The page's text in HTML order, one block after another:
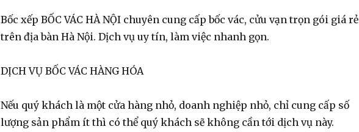
Bốc xếp BỐC VÁC HÀ NỘI chuyên cung cấp bốc vác, cửu vạn trọn gói giá rẻ
trên địa bàn Hà Nội. Dịch vụ uy tín, làm việc nhanh gọn.
DỊCH VỤ BỐC VÁC HÀNG HÓA
Nếu quý khách là một cửa hàng nhỏ, doanh nghiệp nhỏ, chỉ cung cấp số
lượng sản phẩm ít thì có thể quý khách sẽ không cần tới dịch vụ này.